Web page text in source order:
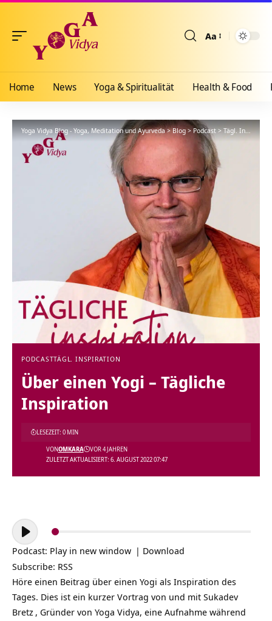
Aa
Home News Yoga & Spiritualität Health & Food
Yoga Vidya Blog - Yoga, Meditation und Ayurveda>Blog>Podcast>Tägl. Inspiration
PODCASTTÄGL. INSPIRATION
Über einen Yogi – Tägliche
Inspiration
ZULETZT AKTUALISIERT: 6. AUGUST 2022 07:47
VONOMKARA VOR 4 JAHREN
LESEZEIT: 0 MIN
Audio-
Player
Podcast: Play in new window | Download
Subscribe: RSS
Höre einen Beitrag über einen Yogi als Inspiration des
Tages. Dies ist ein kurzer Vortrag von und mit Sukadev
Bretz , Gründer von Yoga Vidya, eine Aufnahme während